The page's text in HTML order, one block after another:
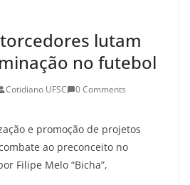
lutam
no futebol
Cotidiano UFSC
0 Comments
e promoção de projetos
ao preconceito no
Filipe Melo “Bicha”,